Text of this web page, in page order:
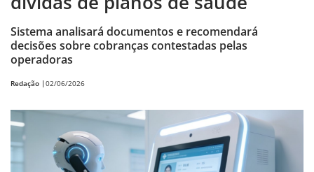
Sistema analisará documentos e recomendará
decisões sobre cobranças contestadas pelas
operadoras
Redação |02/06/2026